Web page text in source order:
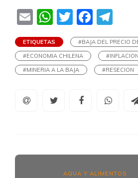
EmailWhatsApp
Twitter
ETIQUETAS
#BAJA DEL PRECIO
#ECONOMIA CHILENA
#MINERIA A LA BAJA
#RESECION
AGUA Y ALIMENTOS